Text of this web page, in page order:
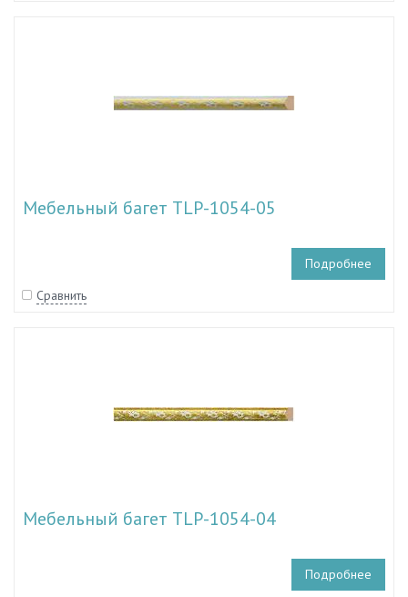
Мебельный багет TLP-1054-05
Подробнее
Сравнить
Мебельный багет TLP-1054-04
Подробнее